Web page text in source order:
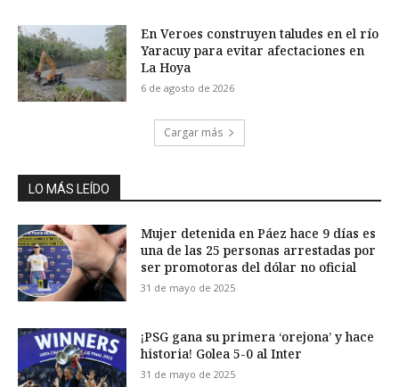
En Veroes construyen taludes en el río
Yaracuy para evitar afectaciones en
La Hoya
6 de agosto de 2026
Cargar más
LO MÁS LEÍDO
Mujer detenida en Páez hace 9 días es
una de las 25 personas arrestadas por
ser promotoras del dólar no oficial
31 de mayo de 2025
¡PSG gana su primera ‘orejona’ y hace
historia! Golea 5-0 al Inter
31 de mayo de 2025